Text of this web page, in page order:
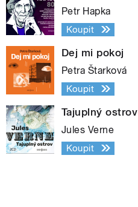
Petr Hapka
Koupit
Dej mi pokoj
Petra Štarková
Koupit
Tajuplný ostrov
Jules Verne
Koupit